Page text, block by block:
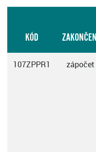
KÓD ZAKONČENÍ
107ZPPR1 zápočet